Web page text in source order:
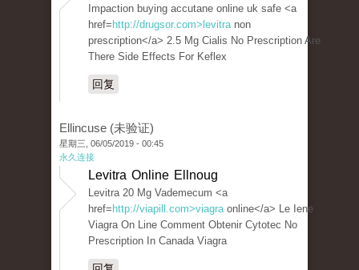
Impaction buying accutane online uk safe <a
href= http://drugsor.com>levitranon
prescription</a> 2.5 Mg Cialis No Prescription Are
There Side Effects For Keflex
回复
Ellincuse (未验证)
星期三, 06/05/2019 - 00:45
永久连接
Levitra Online Ellnoug
Levitra 20 Mg Vademecum <a
href= http://viapill.com>viagraonline</a> Le Iene
Viagra On Line Comment Obtenir Cytotec No
Prescription In Canada Viagra